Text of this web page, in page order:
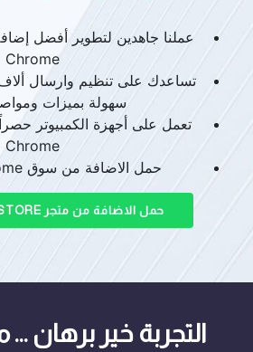
Chrome
تساعدك على تنظيم وارسال
سهولة بميزات
Chrome
حمل الاضافة من ‏سوق Chrome الإلكتروني
حمل الاضافة من متجر CHROME STORE
التجربة خير برهان ...